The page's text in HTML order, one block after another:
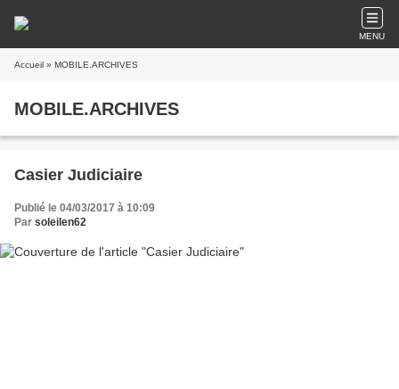
MENU
Accueil » MOBILE.ARCHIVES
MOBILE.ARCHIVES
Casier Judiciaire
Publié le 04/03/2017 à 10:09
Par soleilen62